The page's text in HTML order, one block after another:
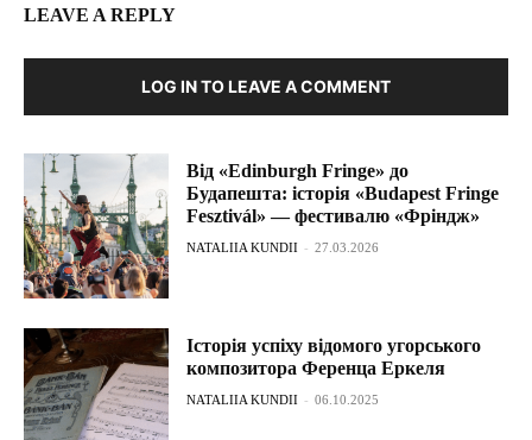
LEAVE A REPLY
LOG IN TO LEAVE A COMMENT
Від «Edinburgh Fringe» до
Будапешта: історія «Budapest Fringe
Fesztivál» — фестивалю «Фріндж»
NATALIIA KUNDII - 27.03.2026
Історія успіху відомого угорського
композитора Ференца Еркеля
NATALIIA KUNDII - 06.10.2025